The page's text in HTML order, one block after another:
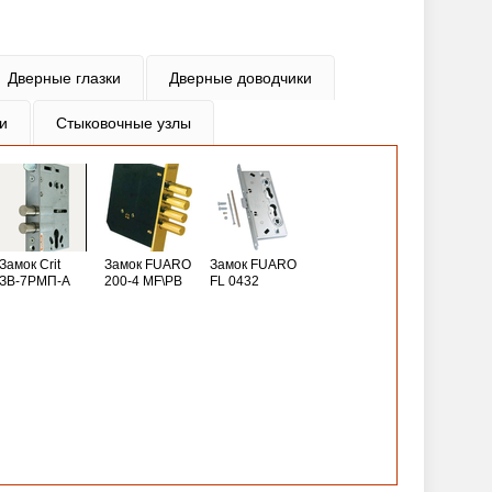
Дверные глазки Дверные доводчики
Стыковочные узлы
Замок Crit
ЗВ-7РМП-А
Замок FUARO
200-4 MF\РВ
Замок FUARO
FL 0432